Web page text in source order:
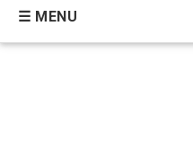
☰ MENU